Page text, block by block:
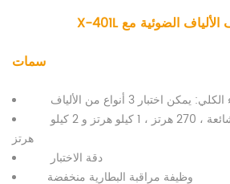
سمات
يحدد 3 نغمات اختبار شائعة ، 270 هرتز ، 1 كيلو هرتز و 2 كيلو
هرتز
دقة الاختبار
وظيفة مراقبة البطارية منخفضة